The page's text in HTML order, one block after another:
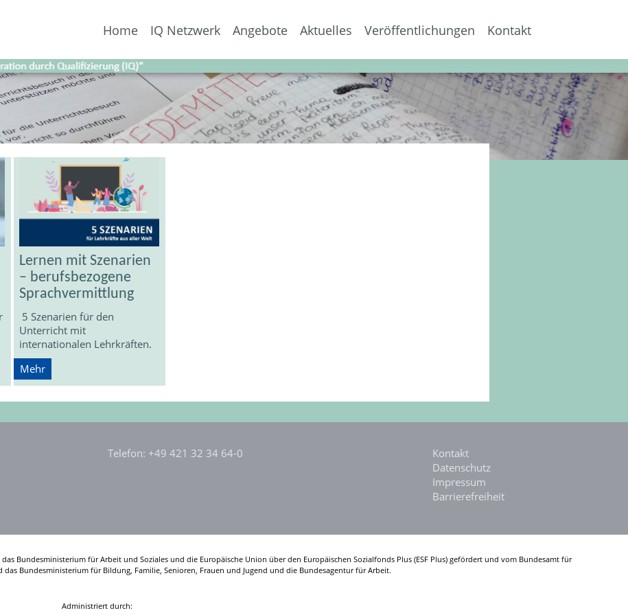
Home IQ Netzwerk Angebote Aktuelles Veröffentlichungen Kontakt
Lernen mit Szenarien
– berufsbezogene
Sprachvermittlung
5 Szenarien für den
Unterricht mit
internationalen Lehrkräften.
Mehr
Telefon: +49 421 32 34 64-0
Kontakt
Datenschutz
Impressum
Barrierefreiheit
Bundesministerium für Arbeit und Soziales und die Europäische Union über den Europäischen Sozialfonds Plus (ESF Plus) gefördert und vom Bundesamt für
Bundesministerium für Bildung, Familie, Senioren, Frauen und Jugend und die Bundesagentur für Arbeit.
Administriert durch: